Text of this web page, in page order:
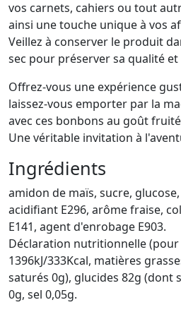
vos carnets, cahiers ou tout
ainsi une touche unique à vos
Veillez à conserver le produit
sec pour préserver sa qualité et
Offrez-vous une expérience
laissez-vous emporter par la
avec ces bonbons au goût
Une véritable invitation à
Ingrédients
amidon de maïs, sucre,
acidifiant E296, arôme fraise,
E141, agent d'enrobage E903.
Déclaration nutritionnelle (pour
1396kJ/333Kcal, matières
saturés 0g), glucides 82g (dont
0g, sel 0,05g.